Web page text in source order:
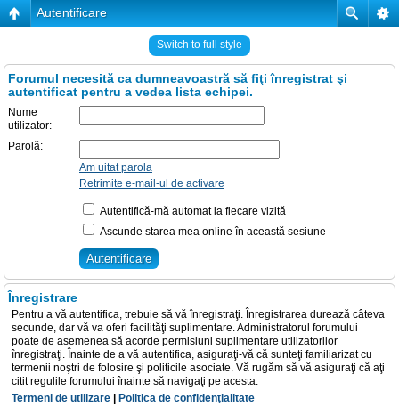
Autentificare
Switch to full style
Forumul necesită ca dumneavoastră să fiţi înregistrat şi
autentificat pentru a vedea lista echipei.
Nume
utilizator:
Parolă:
Am uitat parola
Retrimite e-mail-ul de activare
Autentifică-mă automat la fiecare vizită
Ascunde starea mea online în această sesiune
Înregistrare
Pentru a vă autentifica, trebuie să vă înregistraţi. Înregistrarea durează câteva
secunde, dar vă va oferi facilităţi suplimentare. Administratorul forumului
poate de asemenea să acorde permisiuni suplimentare utilizatorilor
înregistraţi. Înainte de a vă autentifica, asiguraţi-vă că sunteţi familiarizat cu
termenii noştri de folosire şi politicile asociate. Vă rugăm să vă asiguraţi că aţi
citit regulile forumului înainte să navigaţi pe acesta.
Termeni de utilizare
Politica de confidenţialitate